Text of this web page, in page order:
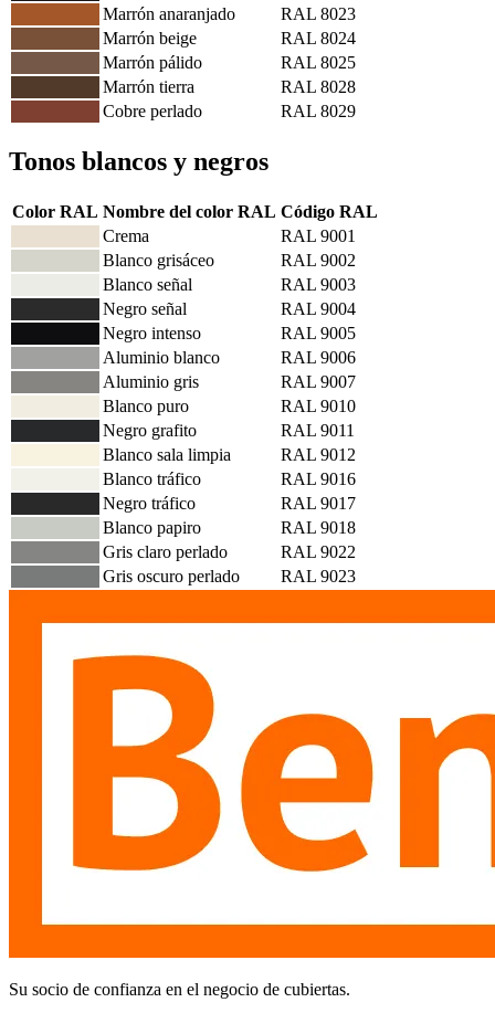
Marrón anaranjado
RAL 8023
Marrón beige
RAL 8024
Marrón pálido
RAL 8025
Marrón tierra
RAL 8028
Cobre perlado
RAL 8029
Tonos blancos y negros
Color RAL Nombre del color RAL Código RAL
Crema
RAL 9001
Blanco grisáceo
RAL 9002
Blanco señal
RAL 9003
Negro señal
RAL 9004
Negro intenso
RAL 9005
Aluminio blanco
RAL 9006
Aluminio gris
RAL 9007
Blanco puro
RAL 9010
Negro grafito
RAL 9011
Blanco sala limpia
RAL 9012
Blanco tráfico
RAL 9016
Negro tráfico
RAL 9017
Blanco papiro
RAL 9018
Gris claro perlado
RAL 9022
Gris oscuro perlado
RAL 9023
Su socio de confianza en el negocio de cubiertas.